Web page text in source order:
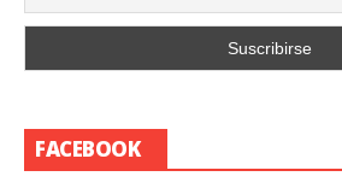
FACEBOOK